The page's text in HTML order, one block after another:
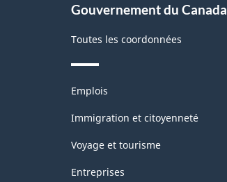
classification
Gouvernement du Canada
Toutes les coordonnées
Thèmes
sujets
Emplois
Immigration et citoyenneté
Voyage et tourisme
Entreprises